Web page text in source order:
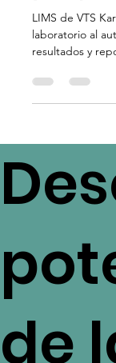
17 ago 2024
Datos
y
LIMS de VTS
laboratorio al
resultados y